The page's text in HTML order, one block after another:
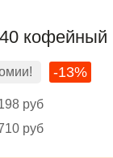
кофейный
-13%
руб
руб